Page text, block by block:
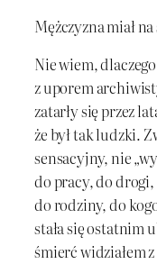
Mężczyzna miał
Nie wiem,
z uporem
zatarły się przez
że był tak ludzki.
sensacyjny, nie
do pracy, do
do rodziny, do
stała się ostatnim
śmierć widziałem